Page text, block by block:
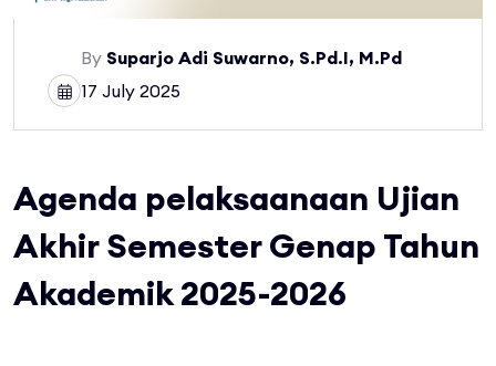
By Suparjo Adi Suwarno, S.Pd.I, M.Pd
17 July 2025
Agenda pelaksaanaan Ujian
Akhir Semester Genap Tahun
Akademik 2025-2026